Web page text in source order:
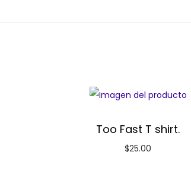
Too Fast T shirt.
$25.00